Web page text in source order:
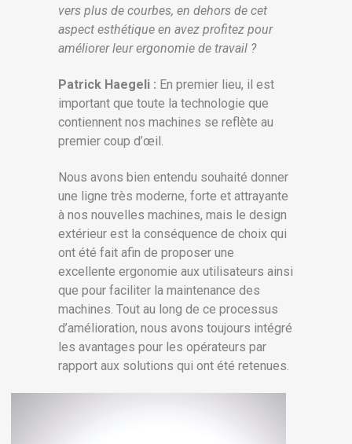
vers plus de courbes, en dehors de cet
aspect esthétique en avez profitez pour
améliorer leur ergonomie de travail ?
Patrick Haegeli : En premier lieu, il est
important que toute la technologie que
contiennent nos machines se reflète au
premier coup d’œil.
Nous avons bien entendu souhaité donner
une ligne très moderne, forte et attrayante
à nos nouvelles machines, mais le design
extérieur est la conséquence de choix qui
ont été fait afin de proposer une
excellente ergonomie aux utilisateurs ainsi
que pour faciliter la maintenance des
machines. Tout au long de ce processus
d’amélioration, nous avons toujours intégré
les avantages pour les opérateurs par
rapport aux solutions qui ont été retenues.